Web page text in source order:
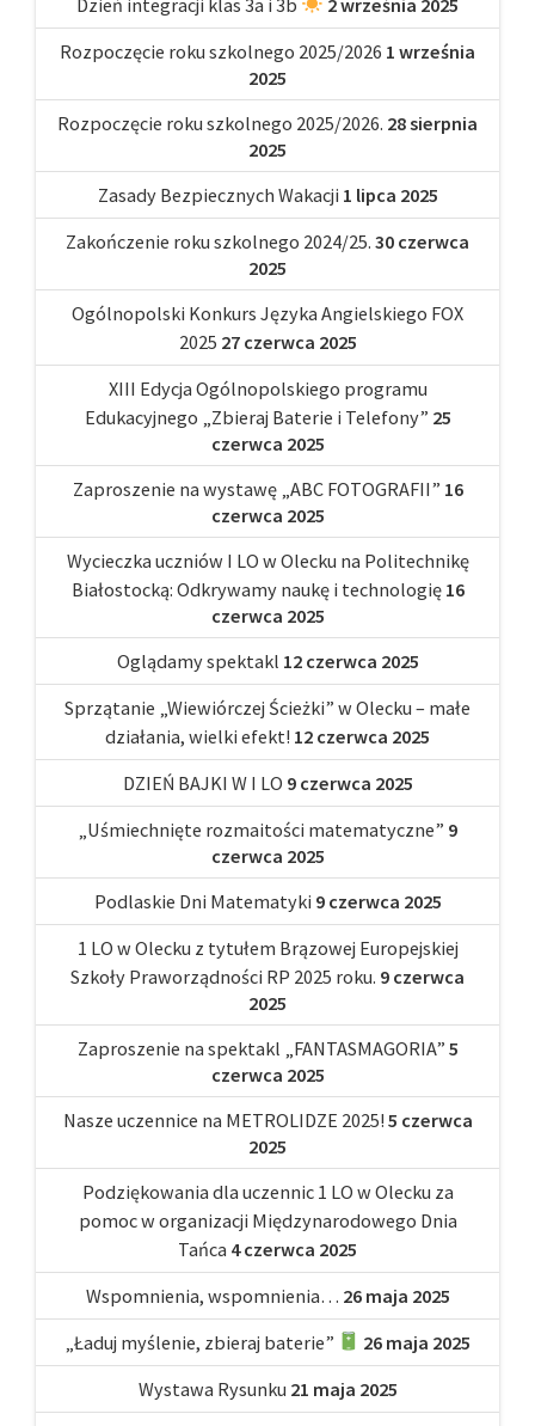
Rozpoczęcie roku szkolnego 2025/2026 1 września
2025
Rozpoczęcie roku szkolnego 2025/2026. 28 sierpnia
2025
Zasady Bezpiecznych Wakacji 1 lipca 2025
Zakończenie roku szkolnego 2024/25. 30 czerwca
2025
Ogólnopolski Konkurs Języka Angielskiego FOX
2025 27 czerwca 2025
XIII Edycja Ogólnopolskiego programu
Edukacyjnego „Zbieraj Baterie i Telefony” 25
czerwca 2025
Zaproszenie na wystawę „ABC FOTOGRAFII” 16
czerwca 2025
Wycieczka uczniów I LO w Olecku na Politechnikę
Białostocką: Odkrywamy naukę i technologię 16
czerwca 2025
Oglądamy spektakl 12 czerwca 2025
Sprzątanie „Wiewiórczej Ścieżki” w Olecku – małe
działania, wielki efekt! 12 czerwca 2025
DZIEŃ BAJKI W I LO 9 czerwca 2025
„Uśmiechnięte rozmaitości matematyczne” 9
czerwca 2025
Podlaskie Dni Matematyki 9 czerwca 2025
1 LO w Olecku z tytułem Brązowej Europejskiej
Szkoły Praworządności RP 2025 roku. 9 czerwca
2025
Zaproszenie na spektakl „FANTASMAGORIA” 5
czerwca 2025
Nasze uczennice na METROLIDZE 2025! 5 czerwca
2025
Podziękowania dla uczennic 1 LO w Olecku za
pomoc w organizacji Międzynarodowego Dnia
Tańca 4 czerwca 2025
Wspomnienia, wspomnienia… 26 maja 2025
„Ładuj myślenie, zbieraj baterie”
26 maja 2025
Wystawa Rysunku 21 maja 2025